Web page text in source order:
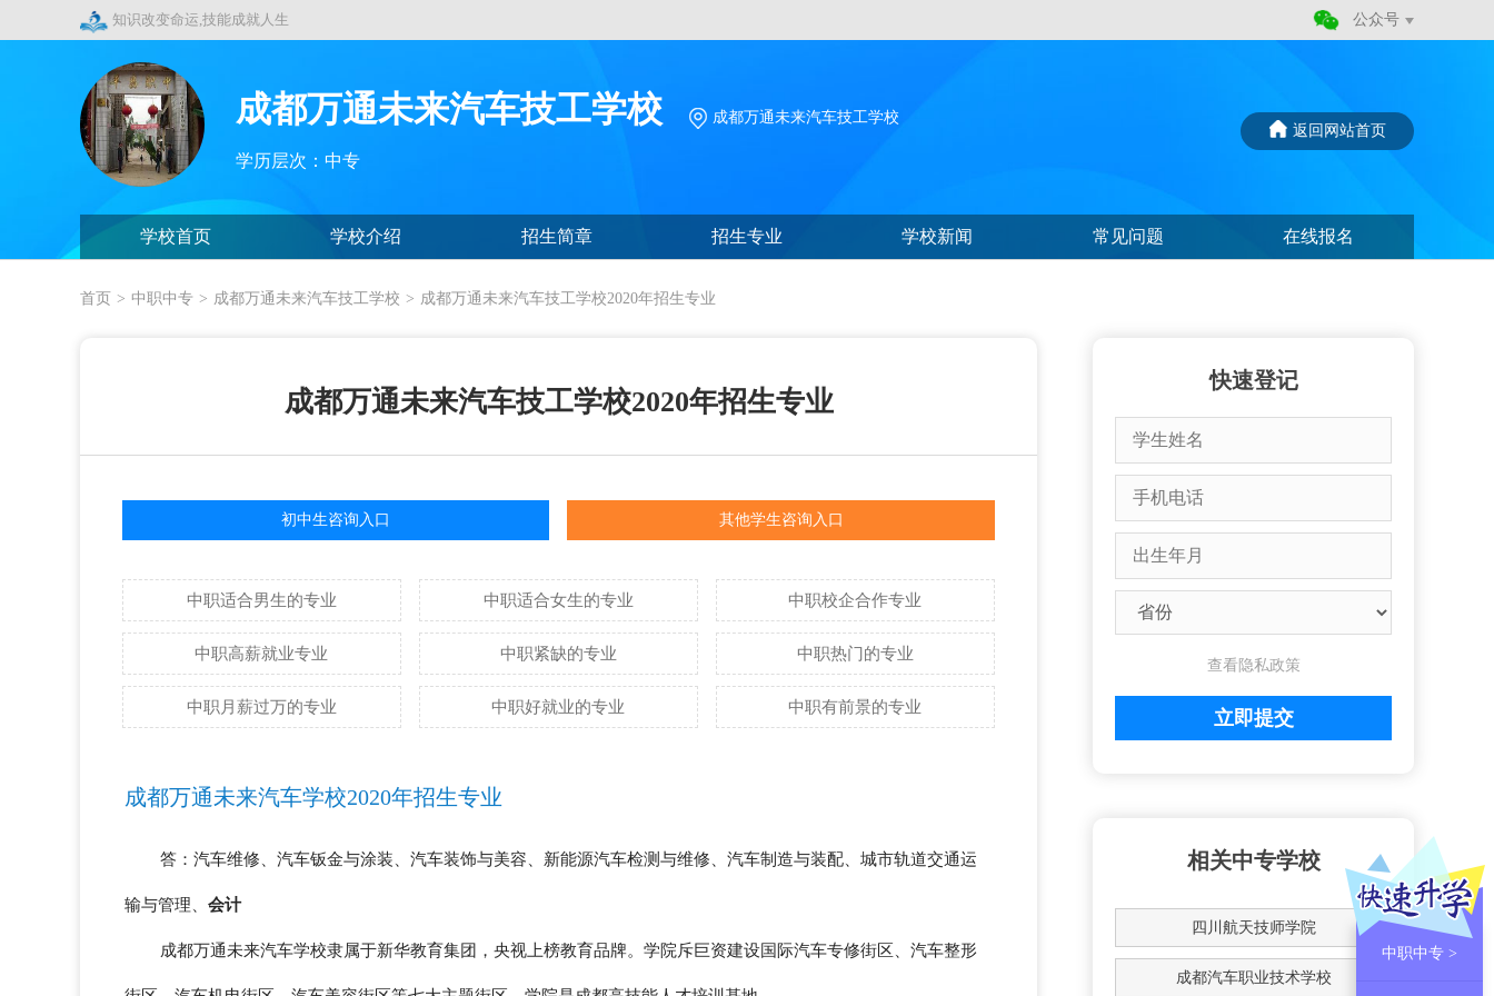
知识改变命运,技能成就人生 公众号
成都万通未来汽车技工学校 成都万通未来汽车技工学校
学历层次：中专
返回网站首页
学校首页 学校介绍 招生简章 招生专业 学校新闻 常见问题 在线报名
首页 > 中职中专 > 成都万通未来汽车技工学校 > 成都万通未来汽车技工学校2020年招生专业
成都万通未来汽车技工学校2020年招生专业
初中生咨询入口 其他学生咨询入口
中职适合男生的专业 中职适合女生的专业 中职校企合作专业
中职高薪就业专业 中职紧缺的专业 中职热门的专业
中职月薪过万的专业 中职好就业的专业 中职有前景的专业
成都万通未来汽车学校2020年招生专业
答：汽车维修、汽车钣金与涂装、汽车装饰与美容、新能源汽车检测与维修、汽车制造与装配、城市轨道交通运
输与管理、 会计
成都万通未来汽车学校隶属于新华教育集团，央视上榜教育品牌。学院斥巨资建设国际汽车专修街区、汽车整形
快速登记
查看隐私政策
相关中专学校
四川航天技师学院
成都汽车职业技术学校
中职中专 >